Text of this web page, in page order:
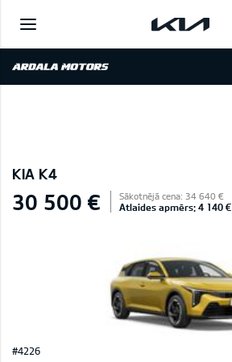
KIA K4
30 500 € Sākotnējā cena: 34 640 €
Atlaides apmērs: 4 140 €
#4226